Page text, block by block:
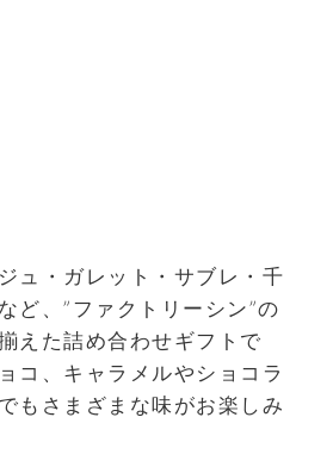
ュ・ガレット・サブレ・千
ど、”ファクトリーシン”の
えた詰め合わせギフトで
コ、キャラメルやショコラ
もさまざまな味がお楽しみ